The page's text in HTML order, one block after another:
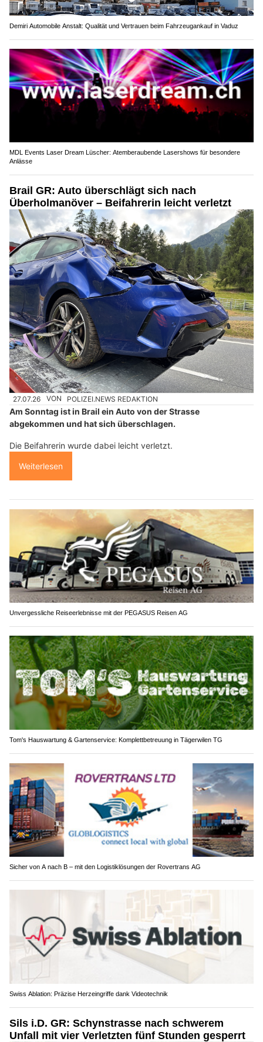
Demiri Automobile Anstalt: Qualität und Vertrauen beim Fahrzeugankauf in Vaduz
MDL Events Laser Dream Lüscher: Atemberaubende Lasershows für besondere
Anlässe
Brail GR: Auto überschlägt sich nach
Überholmanöver – Beifahrerin leicht verletzt
27.07.26 VON POLIZEI.NEWS REDAKTION
Am Sonntag ist in Brail ein Auto von der Strasse
abgekommen und hat sich überschlagen.
Die Beifahrerin wurde dabei leicht verletzt.
Weiterlesen
Unvergessliche Reiseerlebnisse mit der PEGASUS Reisen AG
Tom's Hauswartung & Gartenservice: Komplettbetreuung in Tägerwilen TG
Sicher von A nach B – mit den Logistiklösungen der Rovertrans AG
Swiss Ablation: Präzise Herzeingriffe dank Videotechnik
Sils i.D. GR: Schynstrasse nach schwerem
Unfall mit vier Verletzten fünf Stunden gesperrt